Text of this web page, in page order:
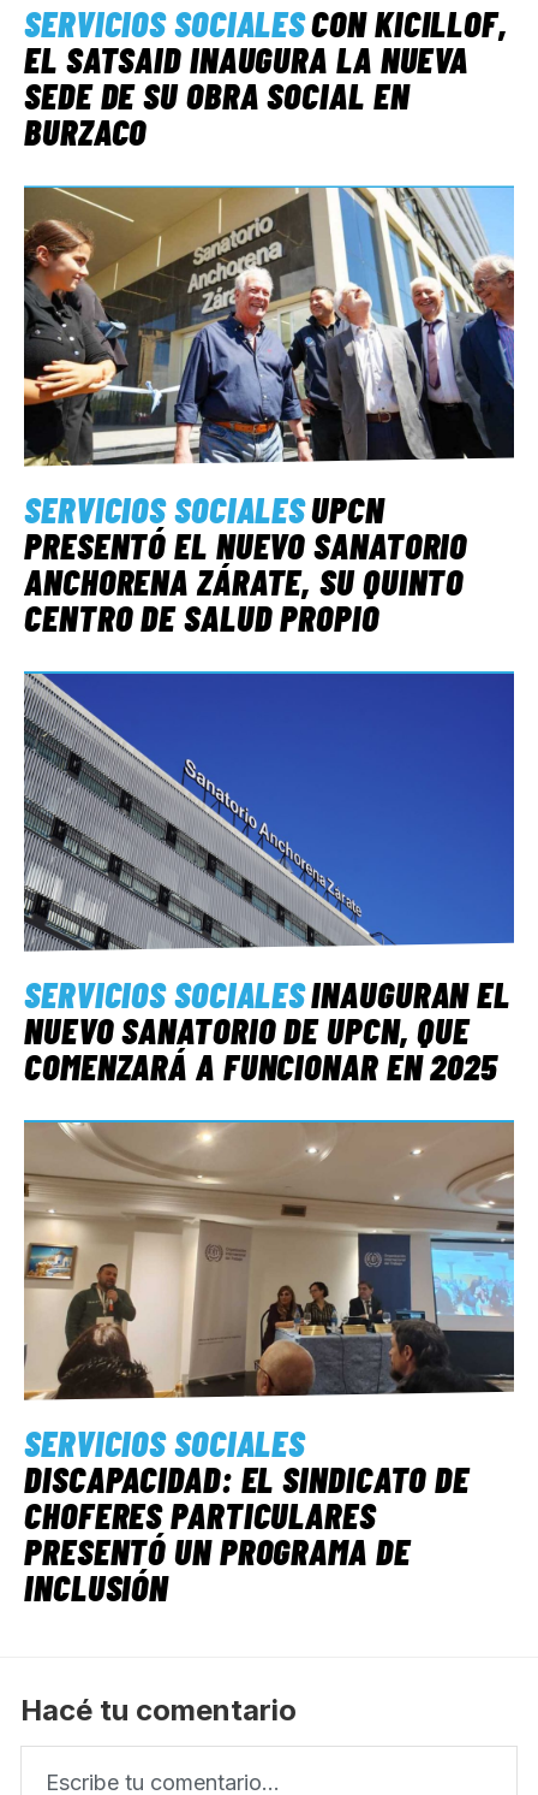
SERVICIOS SOCIALESCON KICILLOF,
EL SATSAID INAUGURA LA NUEVA
SEDE DE SU OBRA SOCIAL EN
BURZACO
SERVICIOS SOCIALESUPCN
PRESENTÓ EL NUEVO SANATORIO
ANCHORENA ZÁRATE, SU QUINTO
CENTRO DE SALUD PROPIO
SERVICIOS SOCIALESINAUGURAN EL
NUEVO SANATORIO DE UPCN, QUE
COMENZARÁ A FUNCIONAR EN 2025
SERVICIOS SOCIALES
DISCAPACIDAD: EL SINDICATO DE
CHOFERES PARTICULARES
PRESENTÓ UN PROGRAMA DE
INCLUSIÓN
Hacé tu comentario